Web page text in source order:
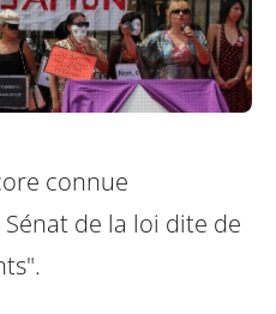
connue
de la loi dite de